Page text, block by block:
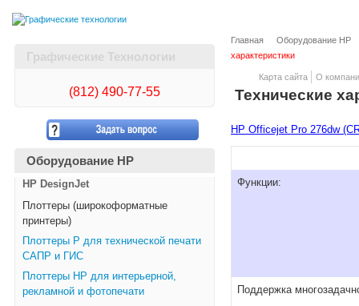
Карта сайта О
Графические Технологии
(812) 490-77-55
Оборудование HP
HP DesignJet
Плоттеры (широкоформатные
принтеры)
Плоттеры Р для технической печати
САПР и ГИС
Плоттеры НР для интерьерной,
рекламной и фотопечати
Главная
Оборудование HP
характеристики
Технические
HP Officejet Pro 276dw
Функции:
Поддержка